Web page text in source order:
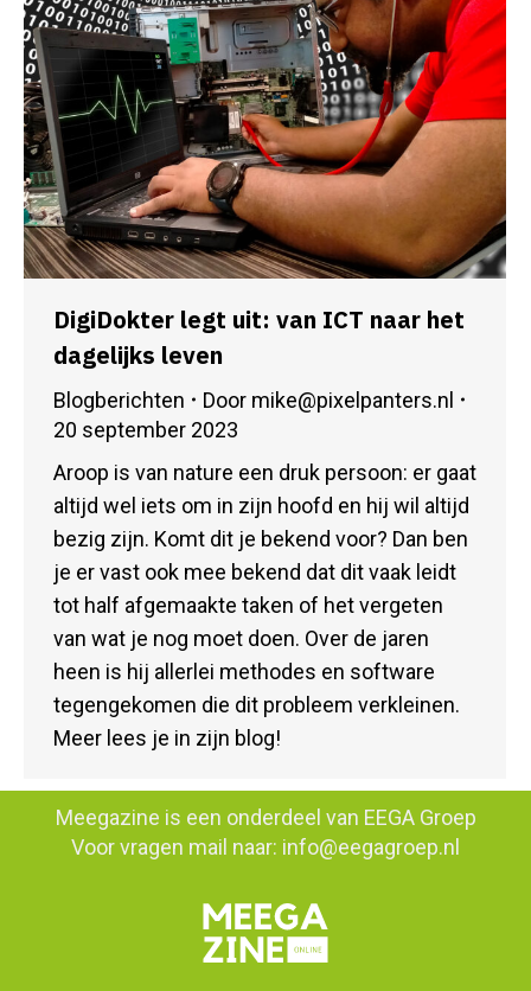
DigiDokter legt uit: van ICT naar het
dagelijks leven
Blogberichten Door mike@pixelpanters.nl
20 september 2023
Aroop is van nature een druk persoon: er gaat
altijd wel iets om in zijn hoofd en hij wil altijd
bezig zijn. Komt dit je bekend voor? Dan ben
je er vast ook mee bekend dat dit vaak leidt
tot half afgemaakte taken of het vergeten
van wat je nog moet doen. Over de jaren
heen is hij allerlei methodes en software
tegengekomen die dit probleem verkleinen.
Meer lees je in zijn blog!
Meegazine is een onderdeel van EEGA Groep
Voor vragen mail naar: info@eegagroep.nl